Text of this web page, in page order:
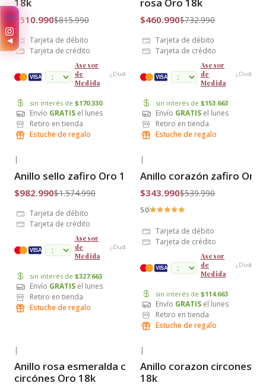
$510.990$815.990
Tarjeta de débito
Tarjeta de crédito
VISA
Asesor
de
Medida
¿Dudas? cuotas
sin interés de $170.330
Envío GRATIS el lunes
Retiro en tienda
Estuche de regalo
$460.990$732.990
Tarjeta de débito
Tarjeta de crédito
VISA
Asesor
de
Medida
¿Dudas?
sin interés de $153.663
Envío GRATIS el lunes
Retiro en tienda
Estuche de regalo
Envío Gratis
|
Anillo sello zafiro Oro 18k
$982.990$1.574.990
Tarjeta de débito
Tarjeta de crédito
VISA
Asesor
de
Medida
¿Dudas?
sin interés de $327.663
Envío GRATIS el lunes
Retiro en tienda
Estuche de regalo
Envío Gratis
|
Anillo corazón zafiro Oro
$343.990$539.990
5.0
Tarjeta de débito
Tarjeta de crédito
VISA
Asesor
de
Medida
¿Dudas?
sin interés de $114.663
Envío GRATIS el lunes
Retiro en tienda
Estuche de regalo
Envío Gratis
|
Anillo rosa esmeralda con
circónes Oro 18k
Envío Gratis
|
Anillo corazon circones
18k
✨
◀